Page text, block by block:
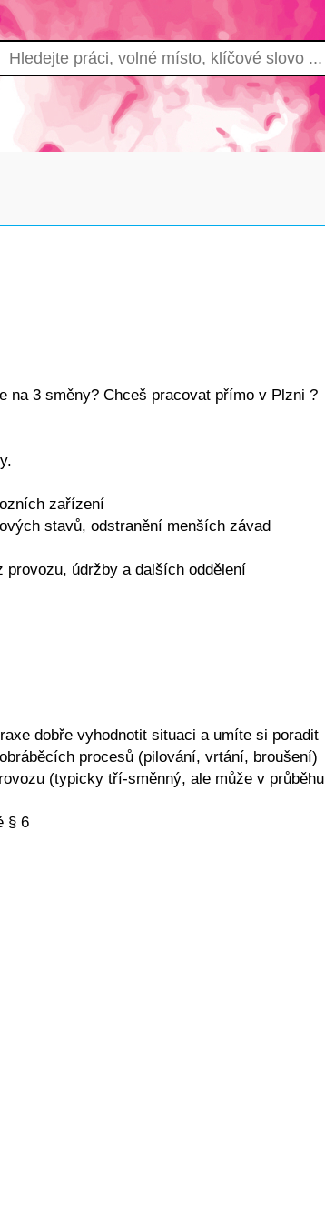
3 směny? Chceš pracovat přímo v Plzni ?
zařízení
stavů, odstranění menších závad
provozu, údržby a dalších oddělení
dobře vyhodnotit situaci a umíte si poradit
procesů (pilování, vrtání, broušení)
(typicky tří-směnný, ale může v průběhu
§ 6